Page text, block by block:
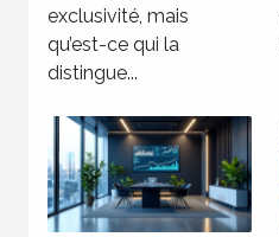
exclusivité, mais
qu’est-ce qui la
distingue...